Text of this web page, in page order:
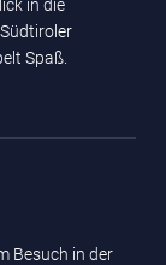
in die
Südtiroler
Spaß.
Besuch in der